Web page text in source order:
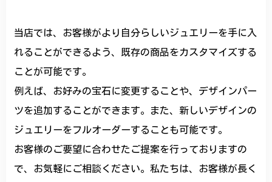
当店では、お客様がより自分らしいジュエリーを手に入
れることができるよう、既存の商品をカスタマイズする
ことが可能です。
例えば、お好みの宝石に変更することや、デザインパー
ツを追加することができます。また、新しいデザインの
ジュエリーをフルオーダーすることも可能です。
お客様のご要望に合わせたご提案を行っておりますの
で、お気軽にご相談ください。私たちは、お客様が長く